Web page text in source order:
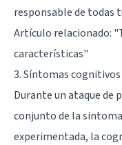
responsable de todas
Artículo relacionado:
características"
3. Síntomas cognitivos
Durante un ataque de
conjunto de la
experimentada, la